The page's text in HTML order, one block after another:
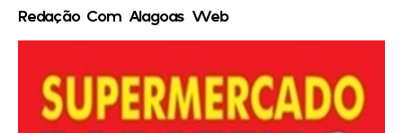
Redação Com Alagoas Web